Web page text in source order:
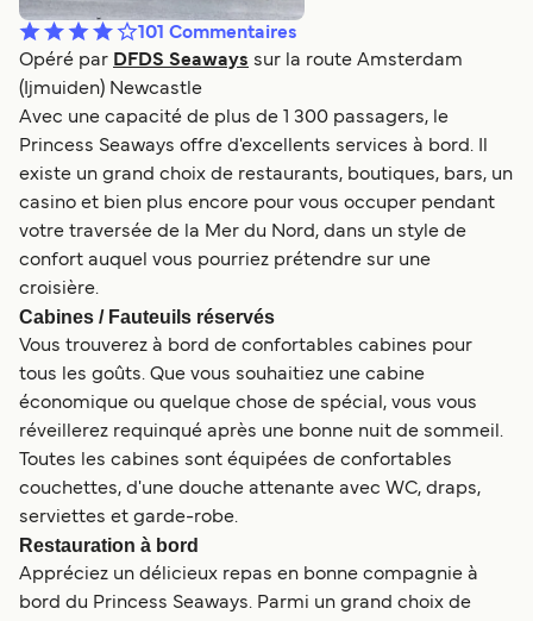
101 Commentaires
Opéré par DFDS Seaways sur la route Amsterdam
(Ijmuiden) Newcastle
Avec une capacité de plus de 1 300 passagers, le
Princess Seaways offre d'excellents services à bord. Il
existe un grand choix de restaurants, boutiques, bars, un
casino et bien plus encore pour vous occuper pendant
votre traversée de la Mer du Nord, dans un style de
confort auquel vous pourriez prétendre sur une
croisière.
Cabines / Fauteuils réservés
Vous trouverez à bord de confortables cabines pour
tous les goûts. Que vous souhaitiez une cabine
économique ou quelque chose de spécial, vous vous
réveillerez requinqué après une bonne nuit de sommeil.
Toutes les cabines sont équipées de confortables
couchettes, d'une douche attenante avec WC, draps,
serviettes et garde-robe.
Restauration à bord
Appréciez un délicieux repas en bonne compagnie à
bord du Princess Seaways. Parmi un grand choix de